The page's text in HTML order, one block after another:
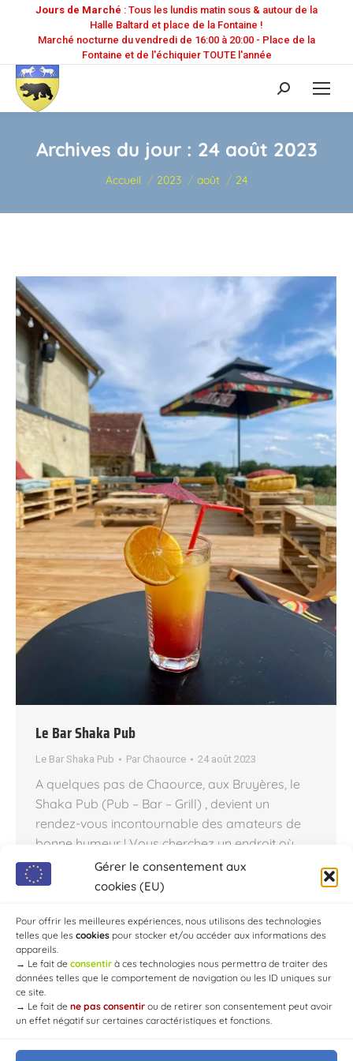
Gérer le consentement aux
cookies (EU)
Pour offrir les meilleures expériences, nous utilisons des technologies
telles que les cookies pour stocker et/ou accéder aux informations des
appareils.
→ Le fait de consentir à ces technologies nous permettra de traiter des
données telles que le comportement de navigation ou les ID uniques sur
ce site.
→ Le fait de ne pas consentir ou de retirer son consentement peut avoir
un effet négatif sur certaines caractéristiques et fonctions.
Jours de Marché : Tous les lundis matin sous & autour de la
Halle Baltard et place de la Fontaine !
Marché nocturne du vendredi de 16:00 à 20:00 - Place de la
Fontaine et de l'échiquier TOUTE l'année
Recherche
:
Archives du jour : 24 août 2023
Vous êtes ici :
Accueil 2023 août 24
Le Bar Shaka Pub
Le Bar Shaka Pub Par Chaource 24 août 2023
A quelques pas de Chaource, aux Bruyères, le
Shaka Pub (Pub – Bar – Grill) , devient un
rendez-vous incontournable des amateurs de
bonne humeur ! Vous cherchez un endroit où
passer une bonne soirée entre amis ou en
famille ? Le Shaka Pub est l’endroit qu’il vous
large choix de…